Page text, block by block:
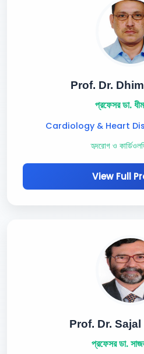
Prof. Dr.
প্রফেসর ডা.
Cardiology & Heart
হৃদরোগ ও
View Full
Prof. Dr.
প্রফেসর ডা.